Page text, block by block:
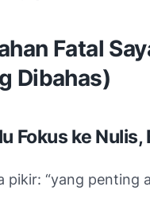
Fatal
Dibahas)
Fokus ke
pikir: “yang penting